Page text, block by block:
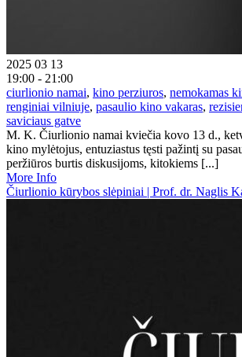
2025 03 13
19:00 - 21:00
ciurlionio namai, kino perziuros, nemokamas
renginiai vilniuje, pasaulio kino vakaras,
saviciaus gatve
M. K. Čiurlionio namai kviečia kovo 13 d.,
kino mylėtojus, entuziastus tęsti pažintį su
peržiūros burtis diskusijoms, kitokiems [...]
More Info
Čiurlionio kūrybos slėpiniai | Prof. dr. Naglis